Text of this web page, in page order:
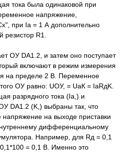
тока была одинаковой при
напряжение,
при Iа = 1 А дополнительно
R1.
ОУ DA1.2, и затем оно поступает
включают в режим измерения
на пределе 2 В. Переменное
ОУ равно: UОУ, = UаК = IaRдK.
разрядного тока (Iа,) и
DA1.2 (K,) выбраны так, что
на выходе приставки
дифференциальному
Например, для Rд = 0,1
= 0,1 В. Именно это